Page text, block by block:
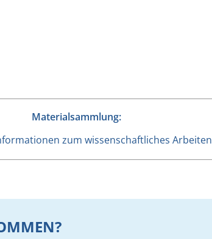
Materialsammlung:
zum wissenschaftliches Arbeiten